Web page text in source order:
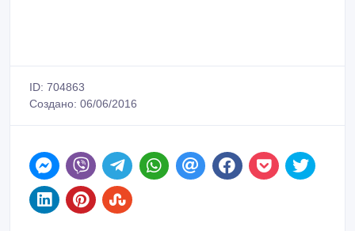
ID: 704863
Создано: 06/06/2016